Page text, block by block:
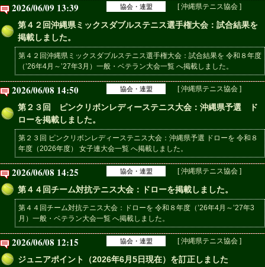
2026/06/09 13:39 協会・連盟 [ 沖縄県テニス協会 ]
第４２回沖縄県ミックスダブルステニス選手権大会：試合結果を
掲載しました。
第４２回沖縄県ミックスダブルステニス選手権大会：試合結果を 令和８年度
（’26年4月～’27年3月）一般・ベテラン大会一覧 へ掲載しました。
2026/06/08 14:50 協会・連盟 [ 沖縄県テニス協会 ]
第２３回 ピンクリボンレディーステニス大会：沖縄県予選 ド
ローを掲載しました。
第２３回 ピンクリボンレディーステニス大会：沖縄県予選 ドローを 令和８
年度（2026年度） 女子連大会一覧 へ掲載しました。
2026/06/08 14:25 協会・連盟 [ 沖縄県テニス協会 ]
第４４回チーム対抗テニス大会：ドローを掲載しました。
第４４回チーム対抗テニス大会：ドローを 令和８年度（’26年4月～’27年3
月）一般・ベテラン大会一覧 へ掲載しました。
2026/06/08 12:15 協会・連盟 [ 沖縄県テニス協会 ]
ジュニアポイント（2026年6月5日現在）を訂正しました